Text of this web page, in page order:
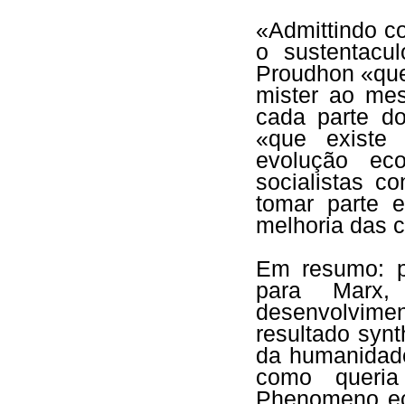
«Admittindo
o
Proudhon
mister ao
cada parte
«que existe
evolução
socialistas
tomar parte
melhoria das
Em resumo:
para
resultado
da
como
Phenomeno